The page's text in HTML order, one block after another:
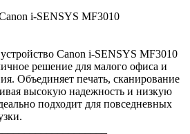
i-SENSYS MF3010
Canon i-SENSYS MF3010
решение для малого офиса и
Объединяет печать, сканирование
высокую надежность и низкую
подходит для повседневных